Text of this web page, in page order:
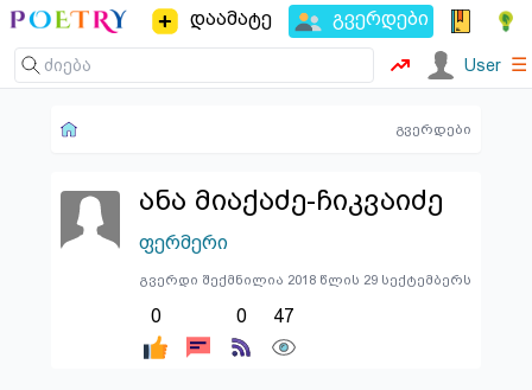
დაამატე გვერდები
User ☰
გვერდები
ანა მიაქაძე-ჩიკვაიძე
ფერმერი
გვერდი შექმნილია 2018 წლის 29 სექტემბერს
0 0 47